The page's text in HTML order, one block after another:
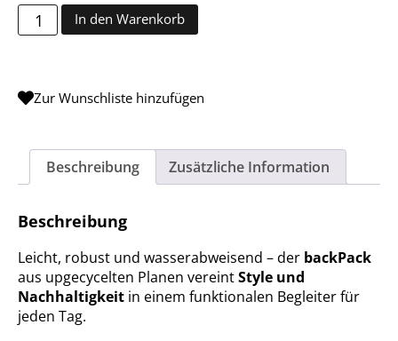
In den Warenkorb
Zur Wunschliste hinzufügen
Beschreibung Zusätzliche Information
Beschreibung
Leicht, robust und wasserabweisend – der backPack
aus upgecycelten Planen vereintStyle und
Nachhaltigkeit in einem funktionalen Begleiter für
jeden Tag.